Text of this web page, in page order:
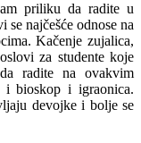
priliku da radite u
najčešće odnose na
Kačenje zujalica,
za studente koje
radite na ovakvim
i bioskop i igraonica.
devojke i bolje se